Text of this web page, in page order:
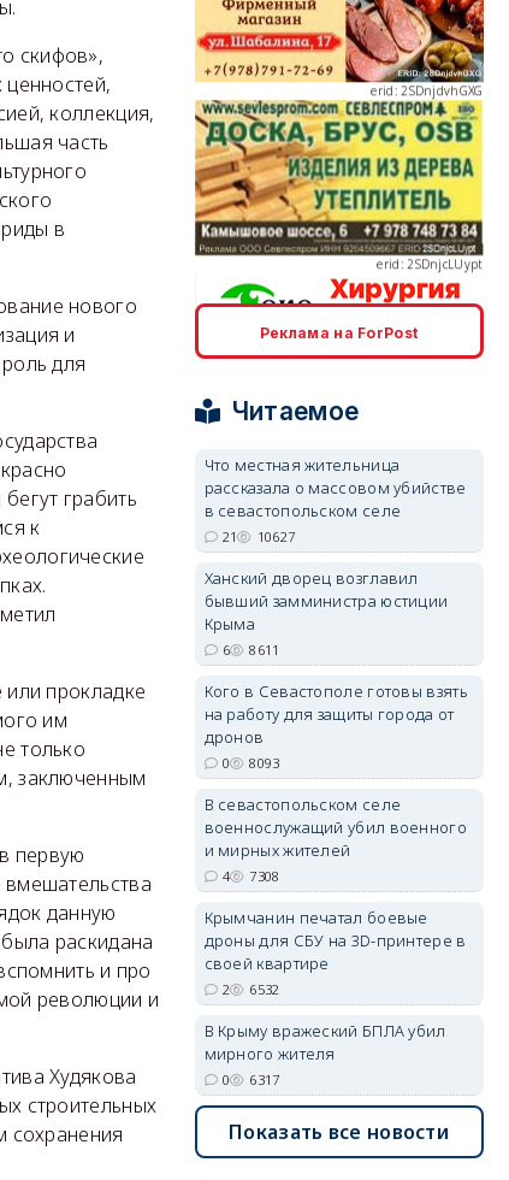
скифов»,
коллекция,
часть
в
нового
и
для
грабить
к
прокладке
им
только
заключенным
первую
данную
раскидана
и про
революции и
Худякова
строительных
сохранения
erid: 2SDnjdvhGXG
erid: 2SDnjcLUypt
erid: 2SDnjcrDNw6
Реклама на ForPost
Читаемое
Что местная жительница
рассказала о массовом убийстве
в севастопольском селе
21 10627
Ханский дворец возглавил
бывший замминистра юстиции
Крыма
6 8611
Кого в Севастополе готовы взять
на работу для защиты города от
дронов
0 8093
В севастопольском селе
военнослужащий убил военного
и мирных жителей
4 7308
Крымчанин печатал боевые
дроны для СБУ на 3D-принтере в
своей квартире
2 6532
В Крыму вражеский БПЛА убил
мирного жителя
0 6317
Показать все новости